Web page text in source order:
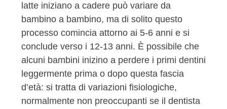
latte iniziano a cadere può variare da
bambino a bambino, ma di solito questo
processo comincia attorno ai 5-6 anni e si
conclude verso i 12-13 anni. È possibile che
alcuni bambini inizino a perdere i primi dentini
leggermente prima o dopo questa fascia
d’età: si tratta di variazioni fisiologiche,
normalmente non preoccupanti se il dentista